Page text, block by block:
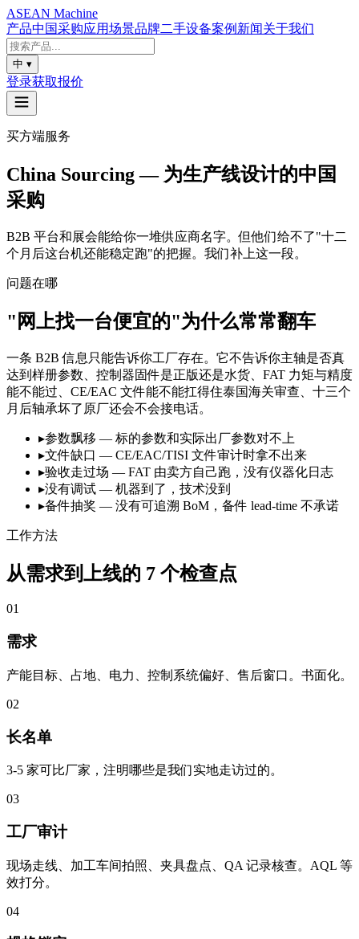
ASEAN Machine
产品中国采购应用场景品牌二手设备案例 新闻关于我们
中 ▾
登录获取报价
买方端服务
China Sourcing — 为生产线设计的中国
采购
B2B 平台和展会能给你一堆供应商名字。但他们给不了"十二
个月后这台机还能稳定跑"的把握。我们补上这一段。
问题在哪
"网上找一台便宜的"为什么常常翻车
一条 B2B 信息只能告诉你工厂存在。它不告诉你主轴是否真
达到样册参数、控制器固件是正版还是水货、FAT 力矩与精度
能不能过、CE/EAC 文件能不能扛得住泰国海关审查、十三个
月后轴承坏了原厂还会不会接电话。
▸参数飘移 — 标的参数和实际出厂参数对不上
▸文件缺口 — CE/EAC/TISI 文件审计时拿不出来
▸验收走过场 — FAT 由卖方自己跑，没有仪器化日志
▸没有调试 — 机器到了，技术没到
▸备件抽奖 — 没有可追溯 BoM，备件 lead-time 不承诺
工作方法
从需求到上线的 7 个检查点
01
需求
产能目标、占地、电力、控制系统偏好、售后窗口。书面化。
02
长名单
3-5 家可比厂家，注明哪些是我们实地走访过的。
03
工厂审计
现场走线、加工车间拍照、夹具盘点、QA 记录核查。AQL 等
效打分。
04